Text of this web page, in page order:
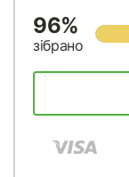
96%
зібрано